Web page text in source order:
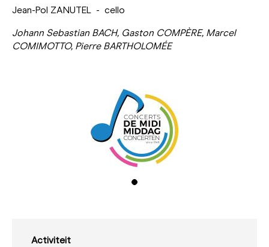
Jean-Pol ZANUTEL - cello
Johann Sebastian BACH, Gaston COMPÈRE, Marcel
COMIMOTTO, Pierre BARTHOLOMÉE
Activiteit